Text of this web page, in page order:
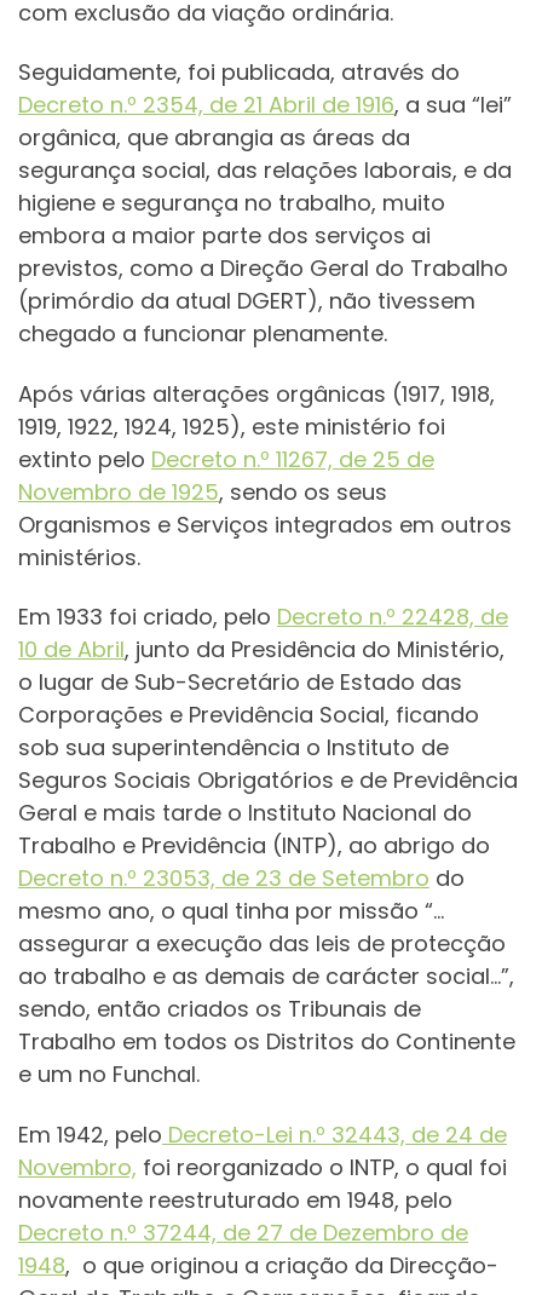
com exclusão da viação ordinária.
Seguidamente, foi publicada, através do
Decreto n.º 2354, de 21 Abril de 1916, a sua “lei”
orgânica, que abrangia as áreas da
segurança social, das relações laborais, e da
higiene e segurança no trabalho, muito
embora a maior parte dos serviços ai
previstos, como a Direção Geral do Trabalho
(primórdio da atual DGERT), não tivessem
chegado a funcionar plenamente.
Após várias alterações orgânicas (1917, 1918,
1919, 1922, 1924, 1925), este ministério foi
extinto pelo Decreto n.º 11267, de 25 de
Novembro de 1925, sendo os seus
Organismos e Serviços integrados em outros
ministérios.
Em 1933 foi criado, pelo Decreto n.º 22428, de
10 de Abril, junto da Presidência do Ministério,
o lugar de Sub-Secretário de Estado das
Corporações e Previdência Social, ficando
sob sua superintendência o Instituto de
Seguros Sociais Obrigatórios e de Previdência
Geral e mais tarde o Instituto Nacional do
Trabalho e Previdência (INTP), ao abrigo do
Decreto n.º 23053, de 23 de Setembro do
mesmo ano, o qual tinha por missão “…
assegurar a execução das leis de protecção
ao trabalho e as demais de carácter social…”,
sendo, então criados os Tribunais de
Trabalho em todos os Distritos do Continente
e um no Funchal.
Em 1942, pelo Decreto-Lei n.º 32443, de 24 de
Novembro, foi reorganizado o INTP, o qual foi
novamente reestruturado em 1948, pelo
Decreto n.º 37244, de 27 de Dezembro de
1948, o que originou a criação da Direcção-